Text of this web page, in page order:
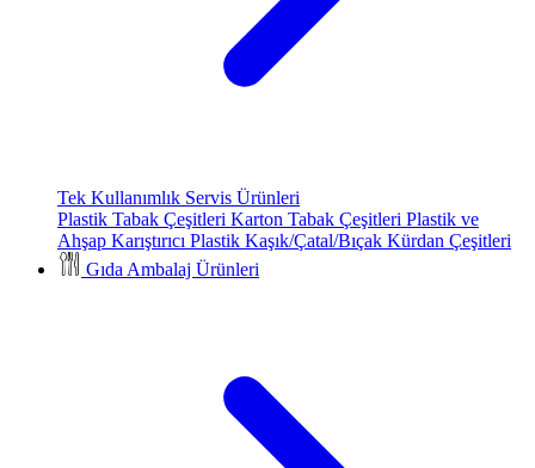
Tek Kullanımlık Servis Ürünleri
Plastik Tabak Çeşitleri Karton Tabak Çeşitleri Plastik ve
Ahşap Karıştırıcı Plastik Kaşık/Çatal/Bıçak Kürdan Çeşitleri
Gıda Ambalaj Ürünleri